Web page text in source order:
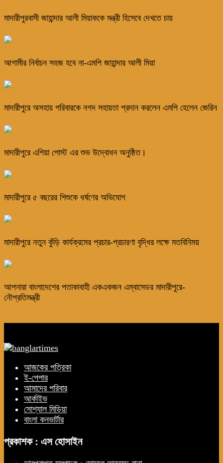
মাদারীপুরবাসী জাহান্দার আলী মিয়াককে মন্ত্রী হিসেবে দেখতে চায়
আগামীর নির্বাচন সহজ হবে না-এমপি জাহান্দার আলী মিয়া
মাদারীপুরে অসহায় পরিবারকে নগদ সহায়তা প্রদান করলেন এমপি হেলেন জেরিন
মাদারীপুরে এশিয়া পোস্ট এর শুভ উদ্বোধন অনুষ্ঠিত।
মাদারীপুরে ৫ বছরের শিশুকে ধর্ষণের অভিযোগ
মাদারীপুরে নতুন কুঁড়ি কার্যক্রমের প্রচার-প্রচারণা বৃদ্ধির লক্ষে মতবিনিময়
আপনারা বাংলাদেশের পতাকাবাহী একএকজন এম্বাসেডর মাদারীপুরে-
নৌপ্রতিমন্ত্রী
আজকের পত্রিকা
ই-পেপার
আমাদের পরিবার
আর্কাইভ
সোশ্যাল মিডিয়া
বাংলা কনভার্টার
প্রকাশক : এস হোসাইন